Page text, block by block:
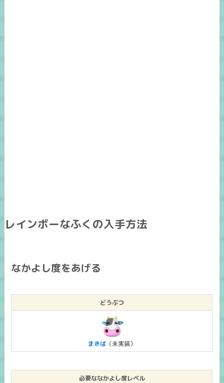
レインボーなふくの入手方法
なかよし度をあげる
どうぶつ
まきば（未実装）
必要ななかよし度レベル